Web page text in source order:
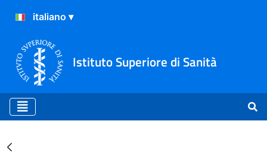
Istituto Superiore di Sanità
Risultati della Ricerca -